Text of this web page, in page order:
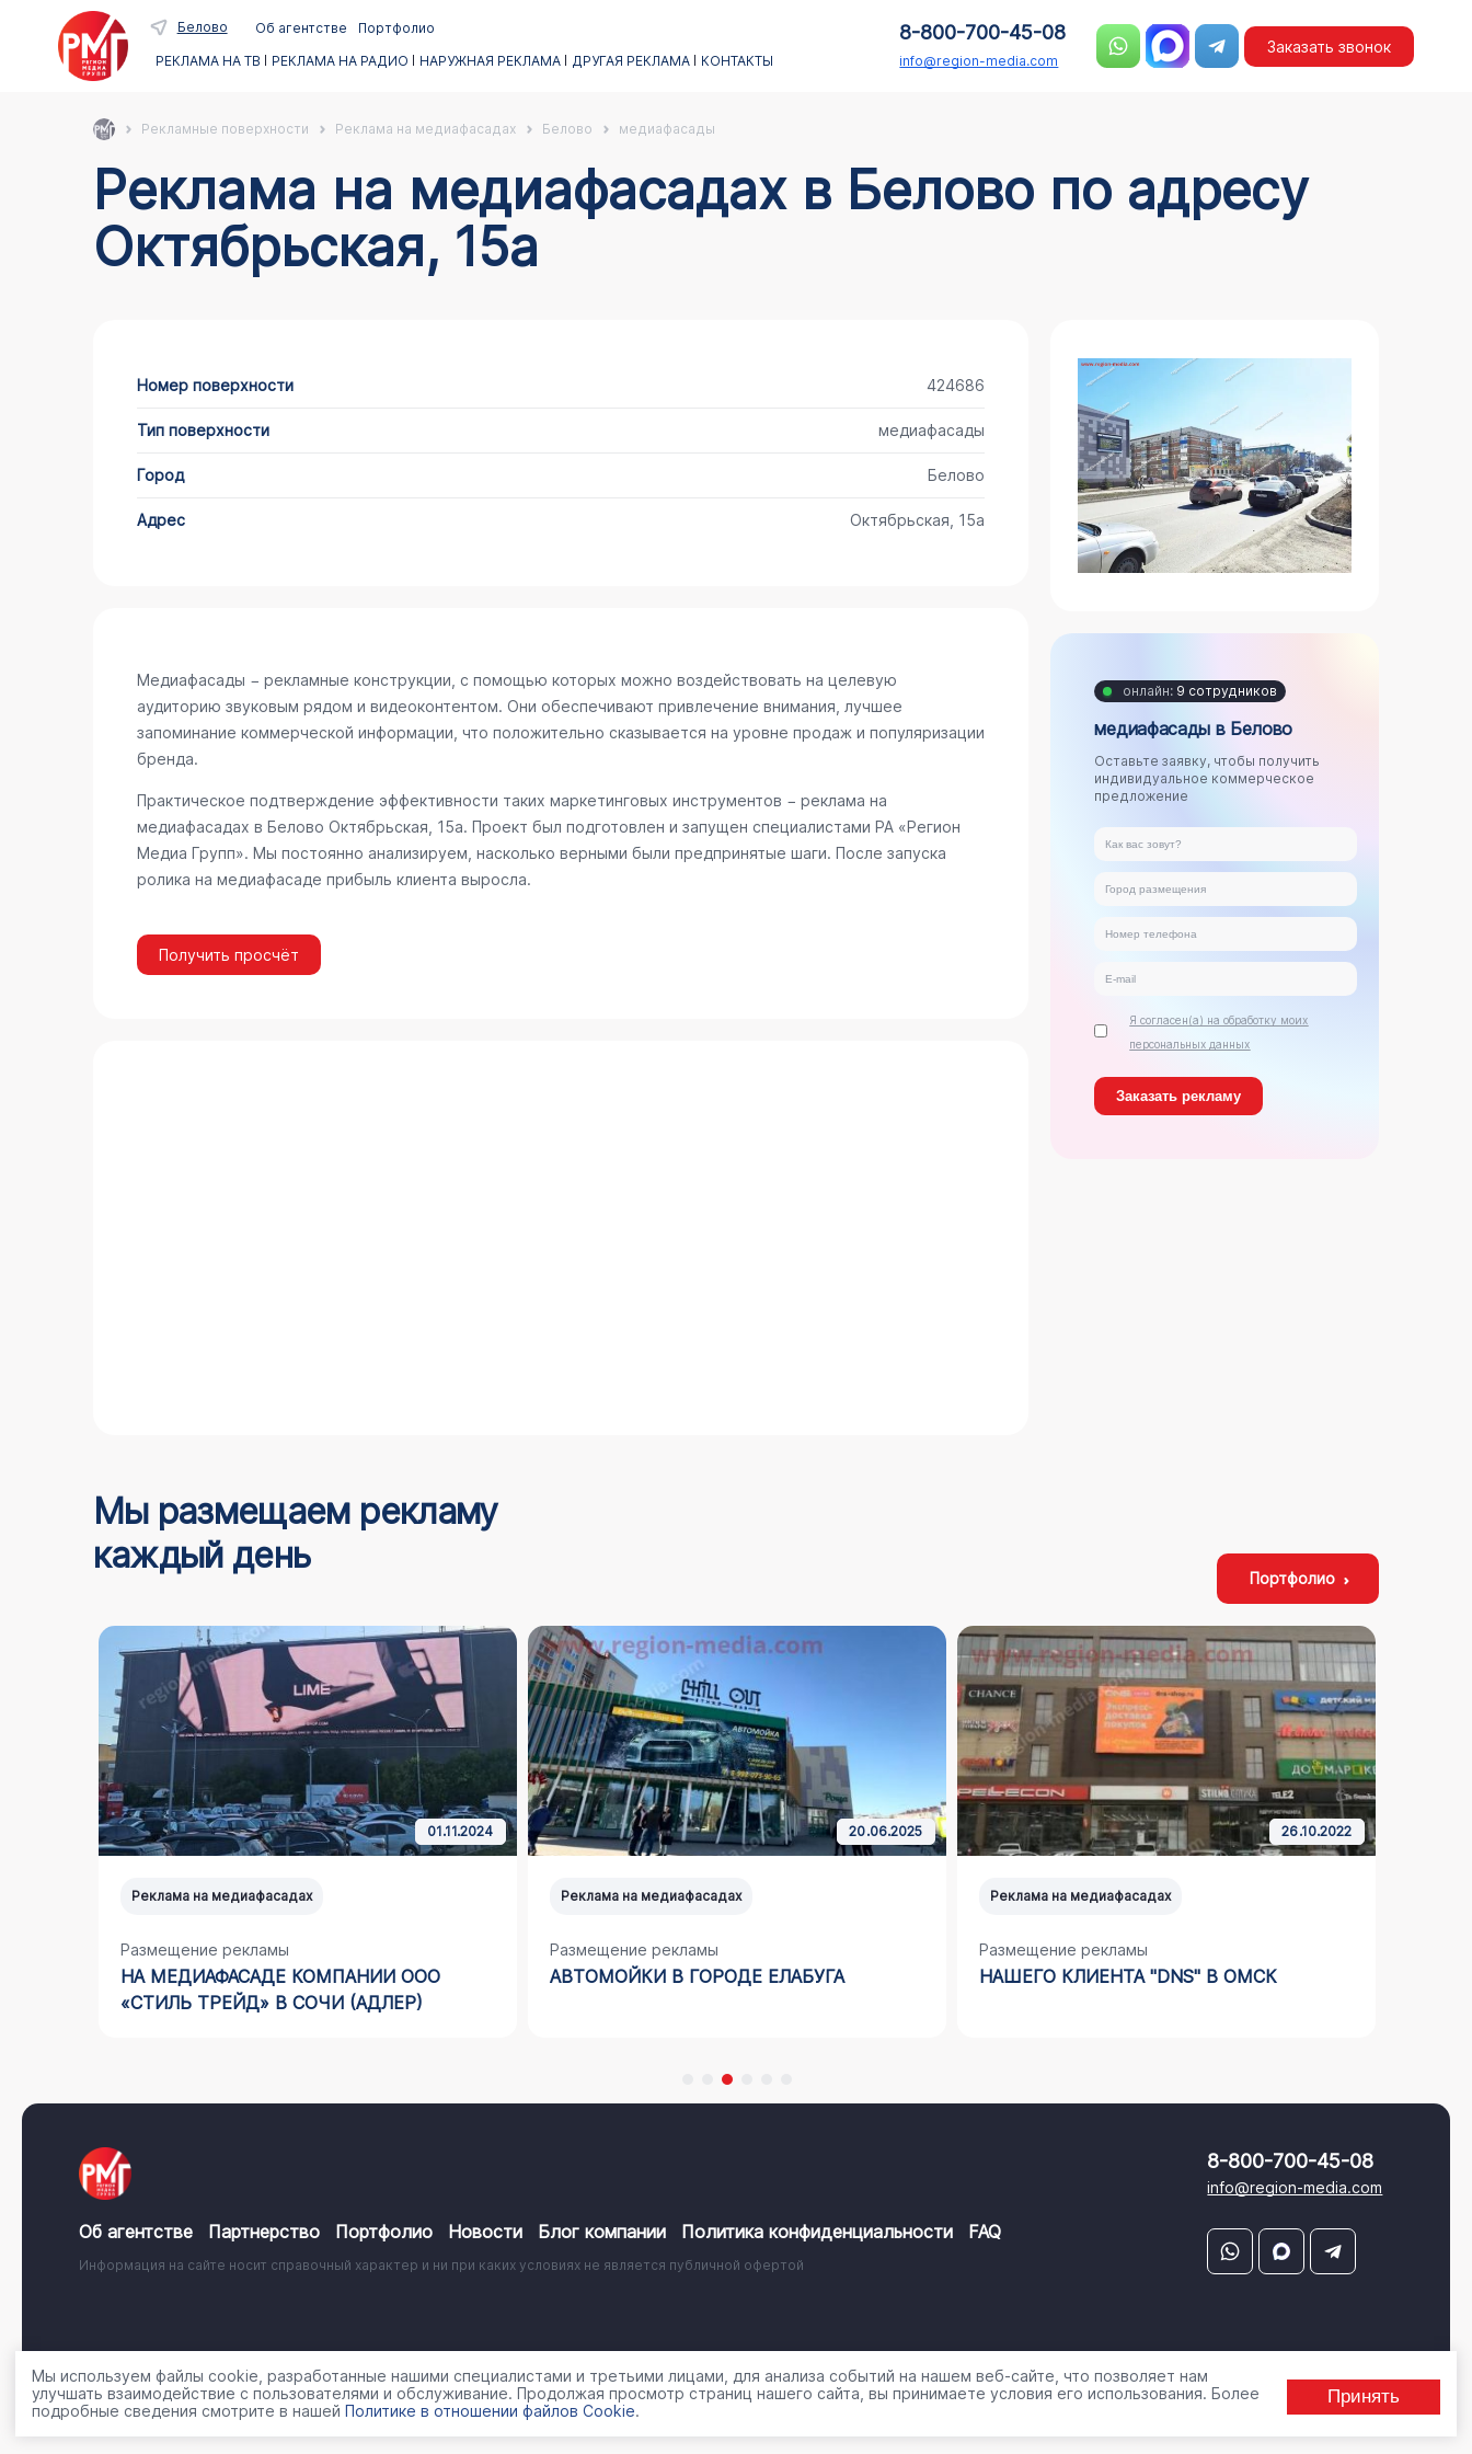
Белово Об агентстве
Портфолио
РЕКЛАМА НА ТВ
РЕКЛАМА НА РАДИО НАРУЖНАЯ РЕКЛАМА ДРУГАЯ РЕКЛАМА КОНТАКТЫ
8-800-700-45-08
info@region-media.com
Заказать звонок
Рекламные поверхности Реклама на медиафасадах Белово медиафасады
Реклама на медиафасадах в Белово по адресу
Октябрьская, 15а
Номер поверхности 424686
Тип поверхности медиафасады
Город Белово
Адрес Октябрьская, 15а
Медиафасады − рекламные конструкции, с помощью которых можно воздействовать на целевую
аудиторию звуковым рядом и видеоконтентом. Они обеспечивают привлечение внимания, лучшее
запоминание коммерческой информации, что положительно сказывается на уровне продаж и популяризации
бренда.
Практическое подтверждение эффективности таких маркетинговых инструментов − реклама на
медиафасадах в Белово Октябрьская, 15а. Проект был подготовлен и запущен специалистами РА «Регион
Медиа Групп». Мы постоянно анализируем, насколько верными были предпринятые шаги. После запуска
ролика на медиафасаде прибыль клиента выросла.
Получить просчёт
онлайн: 9 сотрудников
медиафасады в Белово
Оставьте заявку, чтобы получить
индивидуальное коммерческое
предложение
Я согласен(а) на обработку моих
персональных данных
Мы размещаем рекламу
каждый день
Портфолио
01.11.2024
Реклама на медиафасадах
Размещение рекламы
НА МЕДИАФАСАДЕ КОМПАНИИ ООО
«СТИЛЬ ТРЕЙД» В СОЧИ (АДЛЕР)
20.06.2025
Реклама на медиафасадах
Размещение рекламы
АВТОМОЙКИ В ГОРОДЕ ЕЛАБУГА
26.10.2022
Реклама на медиафасадах
Размещение рекламы
НАШЕГО КЛИЕНТА "DNS" В ОМСК
8-800-700-45-08
info@region-media.com
Об агентстве Партнерство Портфолио Новости Блог компании Политика конфиденциальности FAQ
Информация на сайте носит справочный характер и ни при каких условиях не является публичной офертой
© 2001 - 2026, ООО «Регион Медиа Групп» Политика обработки персональных данных
Мы используем файлы cookie, разработанные нашими специалистами и третьими лицами, для анализа событий на нашем веб-сайте, что позволяет нам
улучшать взаимодействие с пользователями и обслуживание. Продолжая просмотр страниц нашего сайта, вы принимаете условия его использования. Более
подробные сведения смотрите в нашей Политике в отношении файлов Cookie.
Принять